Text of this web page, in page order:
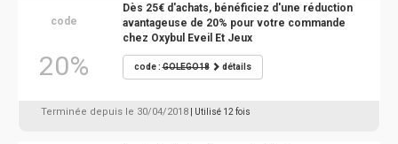
code
20%
Dès 25€ d'achats, bénéficiez d'une réduction
avantageuse de 20% pour votre commande
chez Oxybul Eveil Et Jeux
code :GOLEGO18 détails
Terminée depuis le 30/04/2018 | Utilisé 12 fois